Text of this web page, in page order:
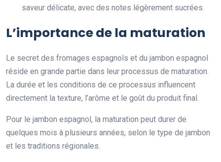
saveur délicate, avec des notes légèrement sucrées.
L’importance de la maturation
Le secret des fromages espagnols et du jambon espagnol
réside en grande partie dans leur processus de maturation.
La durée et les conditions de ce processus influencent
directement la texture, l’arôme et le goût du produit final.
Pour le jambon espagnol, la maturation peut durer de
quelques mois à plusieurs années, selon le type de jambon
et les traditions régionales.